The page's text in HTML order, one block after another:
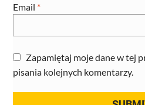
Email *
Zapamiętaj moje dane w tej
pisania kolejnych komentarzy.